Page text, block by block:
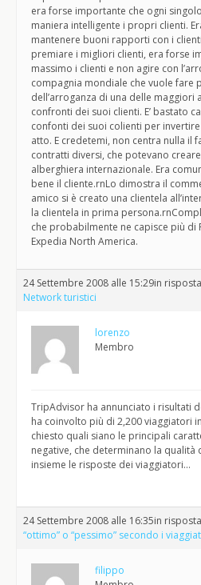
era forse importante che ogni
maniera intelligente i propri clienti.
mantenere buoni rapporti con i
premiare i migliori clienti, era forse
massimo i clienti e non agire con
compagnia mondiale che vuole fare
dell’arroganza di una delle maggiori
confronti dei suoi clienti. E’ bastato
confonti dei suoi colienti per
atto. E credetemi, non centra nulla il
contratti diversi, che potevano
alberghiera internazionale. Era
bene il cliente.rnLo dimostra il
amico si è creato una clientela
la clientela in prima
che probabilmente ne capisce più di
Expedia North America.
24 Settembre 2008 alle 15:29in
Network turistici
lorenzo
Membro
TripAdvisor ha annunciato i risultati
ha coinvolto più di 2,200 viaggiatori
chiesto quali siano le principali
negative, che determinano la
insieme le risposte dei viaggiatori…
24 Settembre 2008 alle 16:35in
“ottimo” o “pessimo” secondo i
filippo